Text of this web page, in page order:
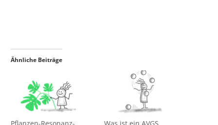
Ähnliche Beiträge
Pflanzen-Resonanz-
Was ist ein AVGS